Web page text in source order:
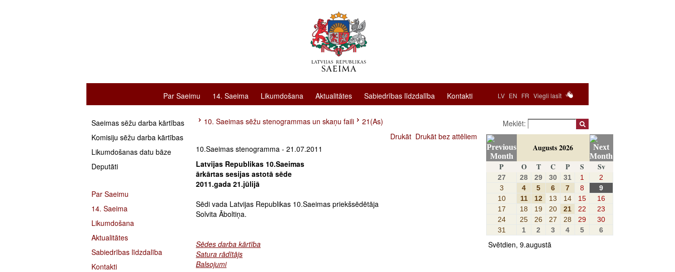
LV EN FR Viegli lasīt
Par Saeimu 14. Saeima Likumdošana Aktualitātes Sabiedrības līdzdalība Kontakti
Saeimas sēžu darba kārtības
Komisiju sēžu darba kārtības
Likumdošanas datu bāze
Deputāti
Par Saeimu
14. Saeima
Likumdošana
Aktualitātes
Sabiedrības līdzdalība
Kontakti
10. Saeimas sēžu stenogrammas un skaņu faili
21(As)
Drukāt Drukāt bez attēliem
10.Saeimas stenogramma - 21.07.2011
Latvijas Republikas 10.Saeimas
ārkārtas sesijas astotā sēde
2011.gada 21.jūlijā
Sēdi vada Latvijas Republikas 10.Saeimas priekšsēdētāja
Solvita Āboltiņa.
Sēdes darba kārtība
Satura rādītājs
Balsojumi
Meklēt:
Augusts 2026
P
O T C P S Sv
27 28 29 30 31 1
2
3
4 5 6 7 8
9
10
11 12 13 14 15
16
17
18 19 20 21 22
23
24
25 26 27 28 29
30
31
1 2 3 4 5 6
Svētdien, 9.augustā